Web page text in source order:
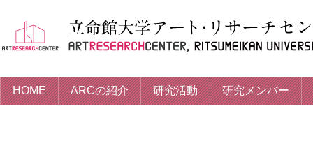
HOME ARCの紹介 研究活動 研究メンバー